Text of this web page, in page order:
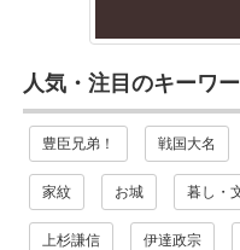
人気・注目のキーワ
豊臣兄弟！ 戦国大名
家紋 お城 暮し・
上杉謙信 伊達政宗